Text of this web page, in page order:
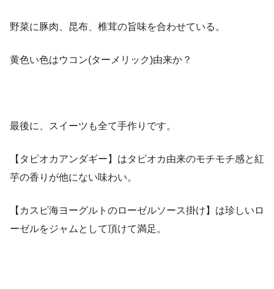
野菜に豚肉、昆布、椎茸の旨味を合わせている。
黄色い色はウコン(ターメリック)由来か？
最後に、スイーツも全て手作りです。
【タピオカアンダギー】はタピオカ由来のモチモチ感と紅
芋の香りが他にない味わい。
【カスピ海ヨーグルトのローゼルソース掛け】は珍しいロ
ーゼルをジャムとして頂けて満足。